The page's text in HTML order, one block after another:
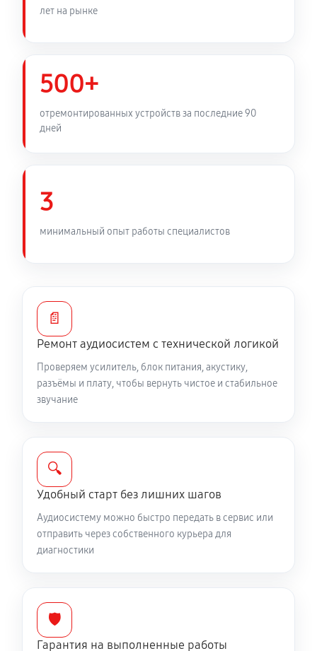
лет на рынке
500+
отремонтированных устройств за последние 90
дней
3
минимальный опыт работы специалистов
📄
Ремонт аудиосистем с технической логикой
Проверяем усилитель, блок питания, акустику,
разъёмы и плату, чтобы вернуть чистое и стабильное
звучание
🔍
Удобный старт без лишних шагов
Аудиосистему можно быстро передать в сервис или
отправить через собственного курьера для
диагностики
🛡️
Гарантия на выполненные работы